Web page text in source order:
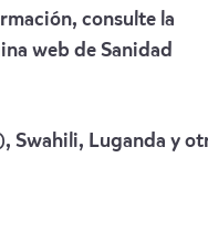
consulte la
web de Sanidad
Swahili, Luganda y